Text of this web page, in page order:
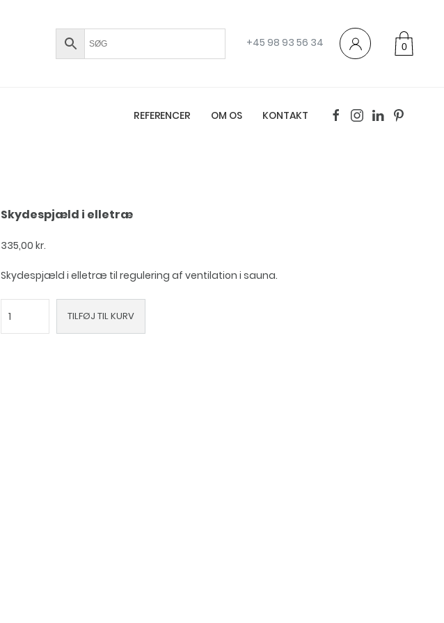
+45 98 93 56 34 0
REFERENCER OM OS KONTAKT
Skydespjæld i elletræ
335,00 kr.
Skydespjæld i elletræ til regulering af ventilation i sauna.
elletræ
TILFØJ TIL KURV